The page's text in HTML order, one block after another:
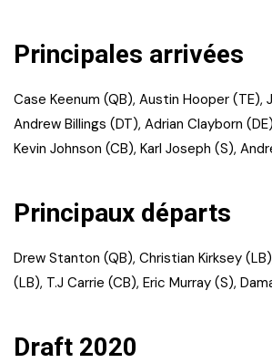
Principales arrivées
Case Keenum (QB), Austin Hooper (TE),
Andrew Billings (DT), Adrian Clayborn
Kevin Johnson (CB), Karl Joseph (S),
Principaux départs
Drew Stanton (QB), Christian Kirksey
(LB), T.J Carrie (CB), Eric Murray (S),
Draft 2020